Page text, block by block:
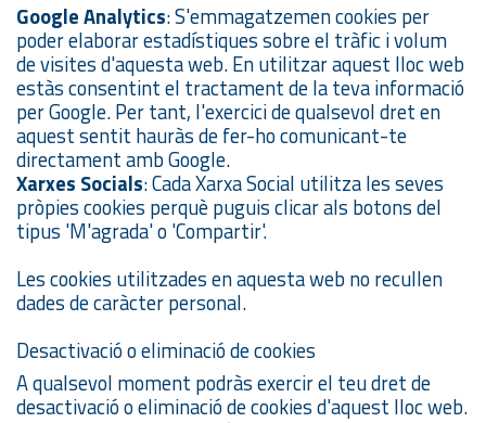
Google Analytics: S'emmagatzemen cookies per
poder elaborar estadístiques sobre el tràfic i volum
de visites d'aquesta web. En utilitzar aquest lloc web
estàs consentint el tractament de la teva informació
per Google. Per tant, l'exercici de qualsevol dret en
aquest sentit hauràs de fer-ho comunicant-te
directament amb Google.
Xarxes Socials: Cada Xarxa Social utilitza les seves
pròpies cookies perquè puguis clicar als botons del
tipus 'M'agrada' o 'Compartir'.
Les cookies utilitzades en aquesta web no recullen
dades de caràcter personal.
Desactivació o eliminació de cookies
A qualsevol moment podràs exercir el teu dret de
desactivació o eliminació de cookies d'aquest lloc web.